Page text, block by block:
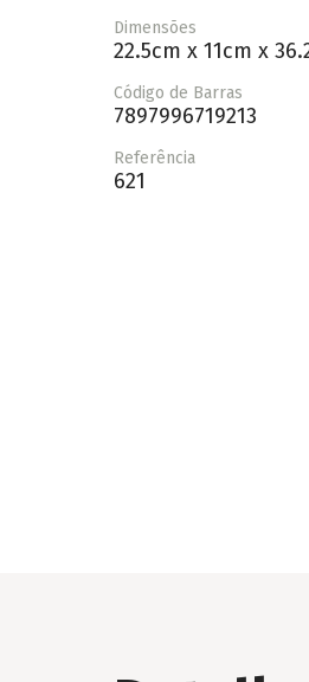
Dimensões
22.5cm x 11cm x
Código de Barras
7897996719213
Referência
621